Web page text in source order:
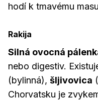
hodí k tmavému
Rakija
Silná ovocná
nebo digestiv.
(bylinná), šljivovica
Chorvatsku je